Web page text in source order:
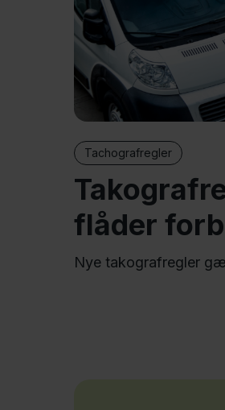
Tachografregler
flåder
Nye takografregler